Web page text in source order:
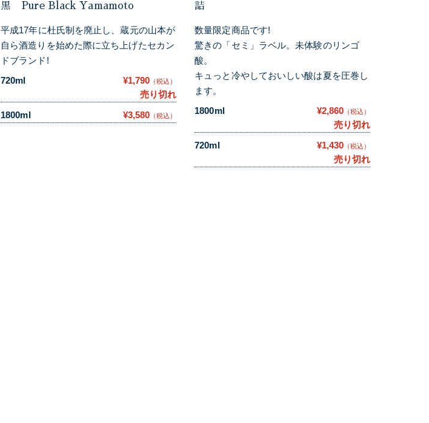
黒 Pure Black Yamamoto
平成17年に杜氏制を廃止し、蔵元の山本が
自ら酒造りを始めた際に立ち上げたセカン
ドブランド!
720ml
¥1,790 （税込）
売り切れ
1800ml
¥3,580 （税込）
詰
数量限定商品です!
驚きの「セミ」ラベル。未体験のリンゴ
酸。
キュっと冷やしておいしい酸は夏を圧巻し
ます。
1800ml
¥2,860 （税込）
売り切れ
720ml
¥1,430 （税込）
売り切れ